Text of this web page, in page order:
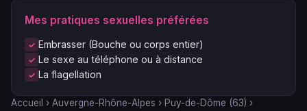
Accueil › Auvergne-Rhône-Alpes › Puy-de-Dôme (63) ›
Mes pratiques sexuelles préférées
Embrasser (Bouche ou corps entier)
Le sexe au téléphone ou à distance
La flagellation